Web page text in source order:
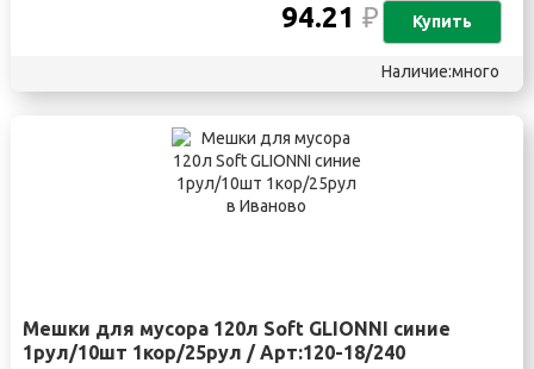
94.21₽ Купить
Наличие:много
Мешки для мусора 120л Soft GLIONNI синие
1рул/10шт 1кор/25рул / Арт:120-18/240